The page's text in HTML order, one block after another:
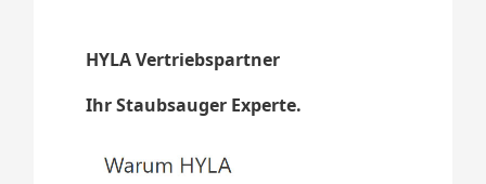
HYLA Vertriebspartner
Ihr Staubsauger Experte.